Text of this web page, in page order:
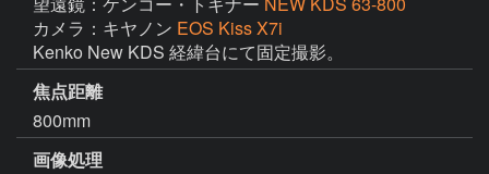
カメラ：キヤノン EOS Kiss X7i
Kenko New KDS 経緯台にて固定撮影。
焦点距離
800mm
画像処理